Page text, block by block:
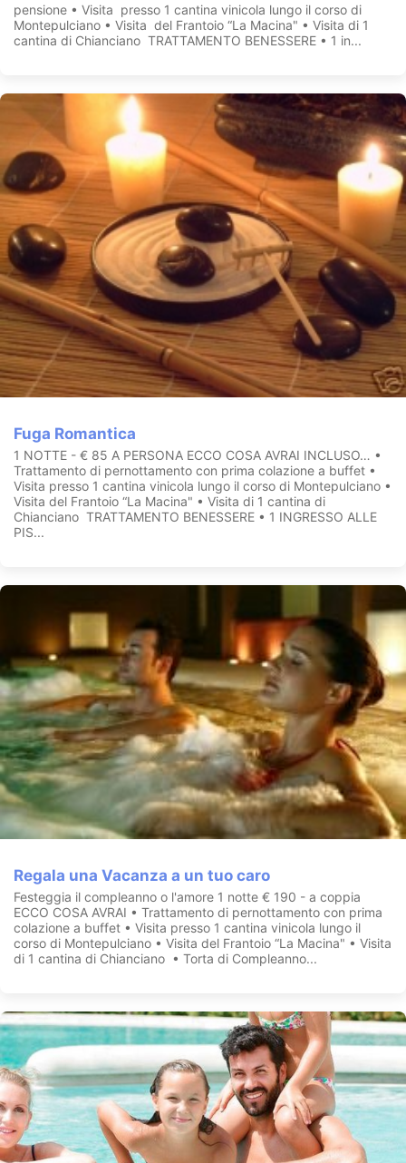
pensione • Visita presso 1 cantina vinicola lungo il corso di
Montepulciano • Visita del Frantoio “La Macina" • Visita di 1
cantina di Chianciano TRATTAMENTO BENESSERE • 1 in...
Fuga Romantica
1 NOTTE - € 85 A PERSONA ECCO COSA AVRAI INCLUSO… •
Trattamento di pernottamento con prima colazione a buffet •
Visita presso 1 cantina vinicola lungo il corso di Montepulciano •
Visita del Frantoio “La Macina" • Visita di 1 cantina di
Chianciano TRATTAMENTO BENESSERE • 1 INGRESSO ALLE
PIS...
Regala una Vacanza a un tuo caro
Festeggia il compleanno o l'amore 1 notte € 190 - a coppia
ECCO COSA AVRAI • Trattamento di pernottamento con prima
colazione a buffet • Visita presso 1 cantina vinicola lungo il
corso di Montepulciano • Visita del Frantoio “La Macina" • Visita
di 1 cantina di Chianciano • Torta di Compleanno...